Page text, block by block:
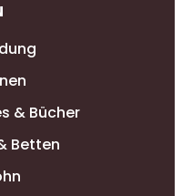
& Bücher
Betten